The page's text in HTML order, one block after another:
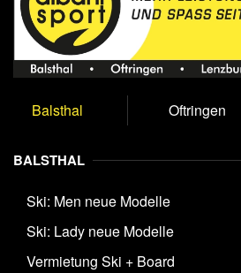
Balsthal Oftringen
BALSTHAL
Ski: Men neue Modelle
Ski: Lady neue Modelle
Vermietung Ski + Board